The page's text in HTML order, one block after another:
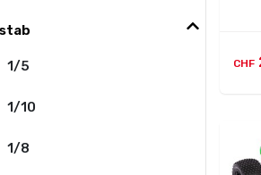
1/5
1/10
1/8
CHF